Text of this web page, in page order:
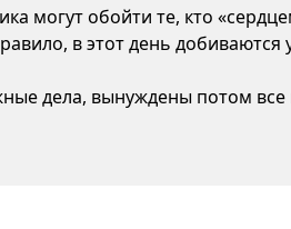
могут обойти те, кто
в этот день добиваются
дела, вынуждены потом